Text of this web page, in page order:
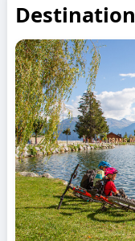
Destination